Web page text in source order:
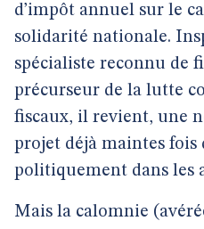
d’impôt annuel sur le
solidarité nationale.
spécialiste reconnu de
précurseur de la lutte
fiscaux, il revient, une
projet déjà maintes fois
politiquement dans les
Mais la calomnie